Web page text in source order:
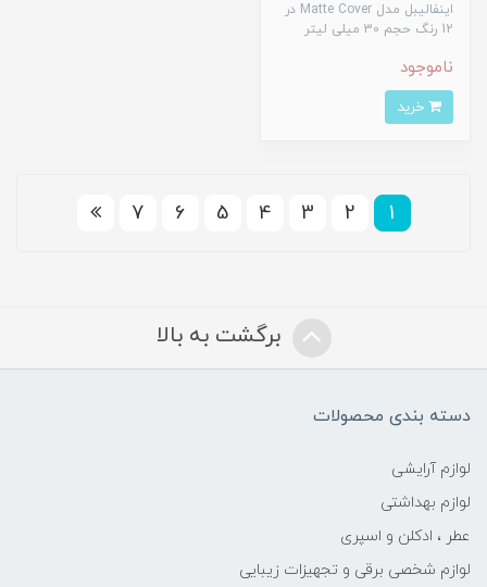
اینفالیبل مدل Matte Cover در
12 رنگ حجم 30 میلی لیتر
ناموجود
1
2
3
4
5
6
7
برگشت به بالا
دسته بندی محصولات
لوازم آرایشی
لوازم بهداشتی
عطر ، ادکلن و اسپری
لوازم شخصی برقی و تجهیزات زیبایی